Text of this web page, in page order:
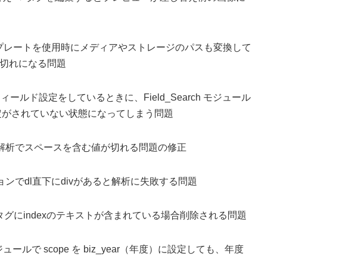
ートを使用時にメディアやストレージのパスも変換して
れになる問題
ールド設定をしているときに、Field_Search モジュール
されていない状態になってしまう問題
析でスペースを含む値が切れる問題の修正
ンでdl直下にdivがあると解析に失敗する問題
にindexのテキストが含まれている場合削除される問題
ールで scope を biz_year（年度）に設定しても、年度